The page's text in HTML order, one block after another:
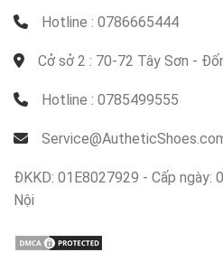
Hotline : 0786665444
Cở sở 2 : 70-72 Tây Sơn -
Hotline : 0785499555
ĐKKD: 01E8027929 - Cấp ngày:
Nội